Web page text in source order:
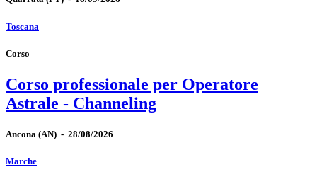
Toscana
Corso
Corso professionale per Operatore
Astrale - Channeling
Ancona (AN) - 28/08/2026
Marche